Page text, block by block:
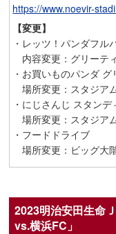
https://www.noevir-
【変更】
・レッツ！パンダフル
内容変更：グリーテ
・お買いものパンダ
場所変更：スタジア
・にじさんじ スタン
場所変更：スタジア
・フードドライブ
場所変更：ビッグ大
2023明治安田生命
vs.横浜FC」